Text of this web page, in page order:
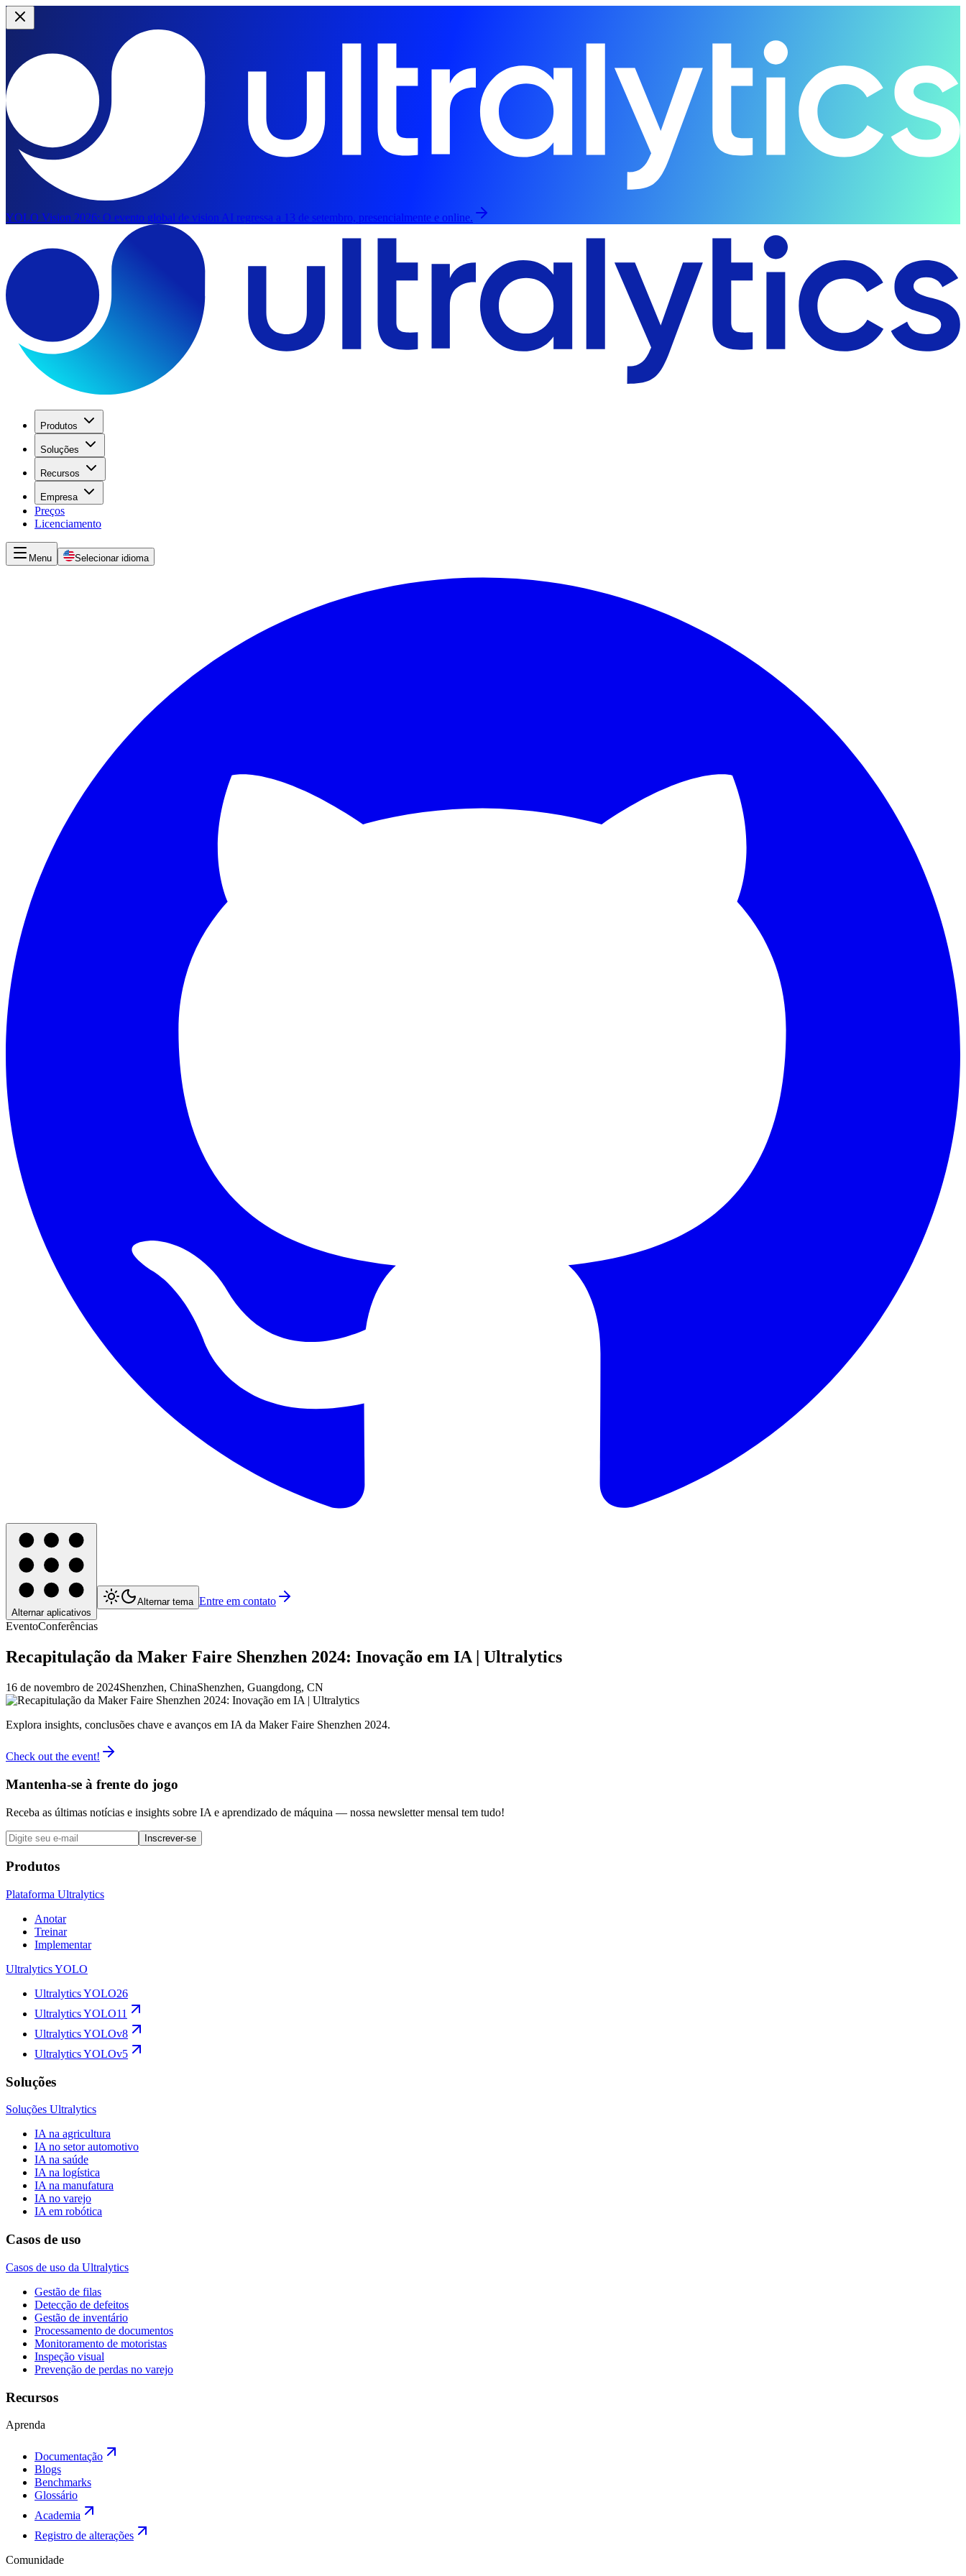
YOLO Vision 2026: O evento global de vision AI regressa a 13 de setembro, presencialmente e online.
Produtos
Soluções
Recursos
Empresa
Preços
Licenciamento
Menu Selecionar idioma
Alternar aplicativos
Alternar tema Entre em contato
EventoConferências
Recapitulação da Maker Faire Shenzhen 2024: Inovação em IA | Ultralytics
16 de novembro de 2024Shenzhen, ChinaShenzhen, Guangdong, CN
Explora insights, conclusões chave e avanços em IA da Maker Faire Shenzhen 2024.
Check out the event!
Mantenha-se à frente do jogo
Receba as últimas notícias e insights sobre IA e aprendizado de máquina — nossa newsletter mensal tem tudo!
Inscrever-se
Produtos
Plataforma Ultralytics
Anotar
Treinar
Implementar
Ultralytics YOLO
Ultralytics YOLO26
Ultralytics YOLO11
Ultralytics YOLOv8
Ultralytics YOLOv5
Soluções
Soluções Ultralytics
IA na agricultura
IA no setor automotivo
IA na saúde
IA na logística
IA na manufatura
IA no varejo
IA em robótica
Casos de uso
Casos de uso da Ultralytics
Gestão de filas
Detecção de defeitos
Gestão de inventário
Processamento de documentos
Monitoramento de motoristas
Inspeção visual
Prevenção de perdas no varejo
Recursos
Aprenda
Documentação
Blogs
Benchmarks
Glossário
Academia
Registro de alterações
Comunidade